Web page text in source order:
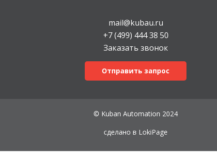
mail@kubau.ru
+7 (499) 444 38 50
Заказать звонок
Отправить запрос
© Kuban Automation 2024
сделано в LokiPage